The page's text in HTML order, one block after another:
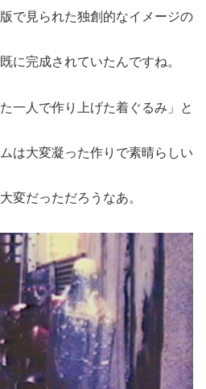
で見られた独創的なイメージの
に完成されていたんですね。
一人で作り上げた着ぐるみ」と
は大変凝った作りで素晴らしい
変だっただろうなあ。